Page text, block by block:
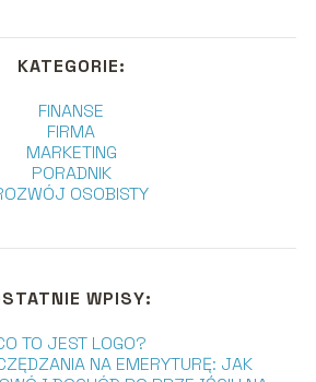
KATEGORIE:
FINANSE
FIRMA
MARKETING
PORADNIK
OSOBISTY
WPISY:
TO JEST LOGO?
NA EMERYTURĘ: JAK